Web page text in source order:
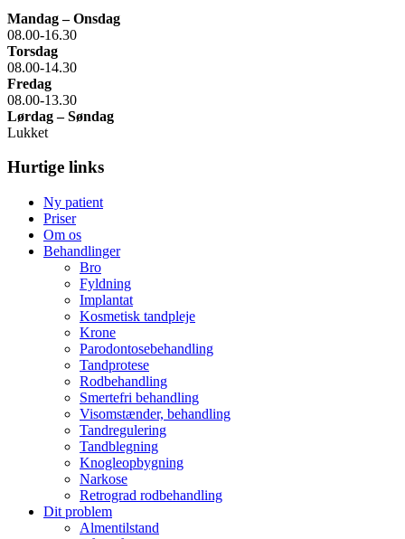
Mandag – Onsdag
08.00-16.30
Torsdag
08.00-14.30
Fredag
08.00-13.30
Lørdag – Søndag
Lukket
Hurtige links
Ny patient
Priser
Om os
Behandlinger
Bro
Fyldning
Implantat
Kosmetisk tandpleje
Krone
Parodontosebehandling
Tandprotese
Rodbehandling
Smertefri behandling
Visomstænder, behandling
Tandregulering
Tandblegning
Knogleopbygning
Narkose
Retrograd rodbehandling
Dit problem
Almentilstand